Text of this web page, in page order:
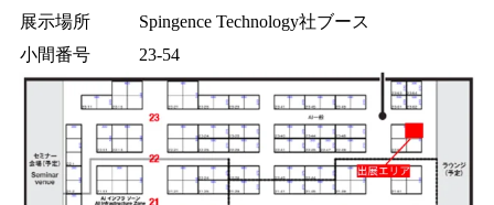
展示場所
Spingence Technology社ブース
小間番号
23-54